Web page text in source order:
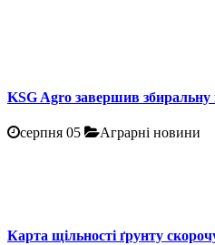
KSG Agro завершив збиральну
серпня 05 Аграрні новини
Карта щільності ґрунту